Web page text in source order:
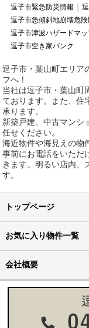
逗子市緊急防災情報
逗子市急傾斜地崩壊危
逗子市津波ハザードマ
逗子市空き家バンク
逗子市・葉山町エリア
フへ！
当社は逗子市・葉山町
ております。また、住
承ります。
新築戸建、中古マンシ
任せください。
海近物件や海見えの物
事前にお電話をいただ
きます。明るい店内、
す。
トップページ
お気に入り物件一覧
会社概要